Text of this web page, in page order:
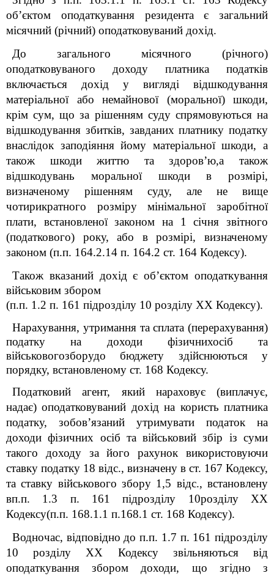
об’єктом оподаткування резидента є загальний
місячний (річний) оподатковуваний дохід.
До загального місячного (річного)
оподатковуваного доходу платника податків
включається дохід у вигляді відшкодування
матеріальної або немайнової (моральної) шкоди,
крім сум, що за рішенням суду спрямовуються на
відшкодування збитків, завданих платнику податку
внаслідок заподіяння йому матеріальної шкоди, а
також шкоди життю та здоров’ю,а також
відшкодувань моральної шкоди в розмірі,
визначеному рішенням суду, але не вище
чотирикратного розміру мінімальної заробітної
плати, встановленої законом на 1 січня звітного
(податкового) року, або в розмірі, визначеному
законом (п.п. 164.2.14 п. 164.2 ст. 164 Кодексу).
Також вказаний дохідєоб’єктом оподаткування
військовим збором
(п.п. 1.2 п. 161 підрозділу 10 розділу ХХ Кодексу).
Нарахування, утримання та сплата (перерахування)
податку на доходи фізичнихосіб та
військовогозборудо бюджету здійснюються у
порядку, встановленому ст. 168 Кодексу.
Податковий агент, який нараховує (виплачує,
надає) оподатковуваний дохід на користь платника
податку, зобов’язаний утримувати податок на
доходи фізичних осіб та військовий збір із суми
такого доходу за його рахунок використовуючи
ставку податку 18 відс., визначену в ст. 167 Кодексу,
та ставку військового збору 1,5 відс., встановлену
вп.п. 1.3 п. 161
підрозділу 10розділу XX
Кодексу(п.п. 168.1.1 п.168.1 ст. 168 Кодексу).
Водночас, відповідно до п.п. 1.7 п. 161 підрозділу
10 розділу XX Кодексу звільняються від
оподаткування збором доходи, що згідно з